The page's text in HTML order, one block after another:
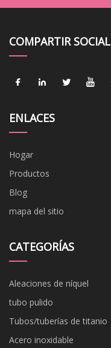
COMPARTIR SOCIAL
ENLACES
Hogar
Productos
Blog
mapa del sitio
CATEGORÍAS
Aleaciones de níquel
tubo pulido
Tubos/tuberías de titanio
Acero inoxidable